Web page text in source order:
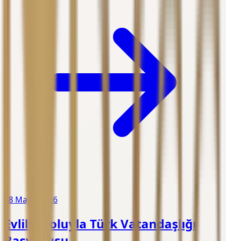
28 Mayıs 2026
Evlilik Yoluyla Türk Vatandaşlığı